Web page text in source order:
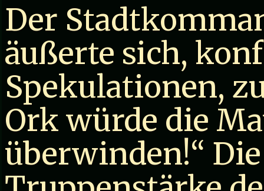
Der
äußerte sich,
Spekulationen,
Ork würde die
überwinden!“